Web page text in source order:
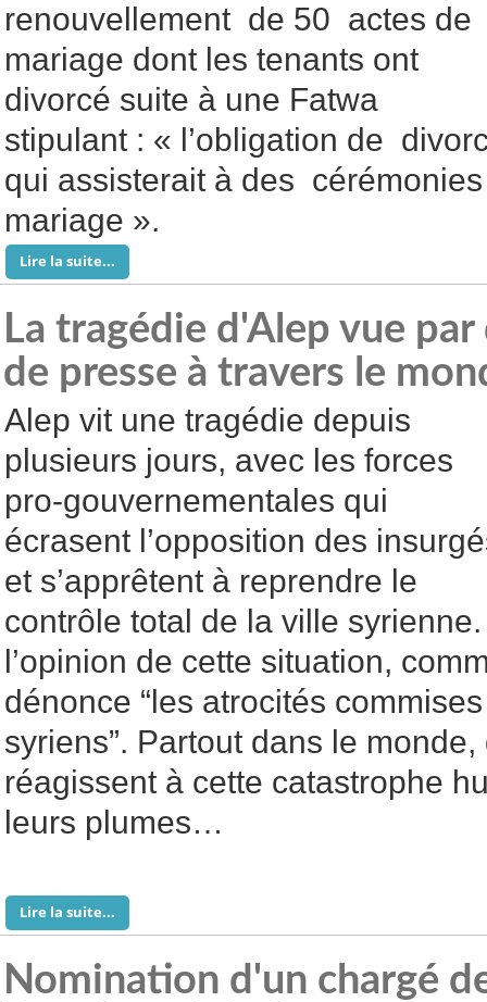
renouvellement de 50 actes de
mariage dont les tenants ont
divorcé suite à une Fatwa
stipulant : « l’obligation de
qui assisterait à des
mariage ».
Lire la suite...
La tragédie d'Alep vue
de presse à travers le
Alep vit une tragédie depuis
plusieurs jours, avec les forces
pro-gouvernementales qui
écrasent l’opposition des
et s’apprêtent à reprendre le
contrôle total de la ville
l’opinion de cette situation,
dénonce “les atrocités
syriens”. Partout dans le
réagissent à cette catastrophe
leurs plumes…
Lire la suite...
Nomination d'un chargé